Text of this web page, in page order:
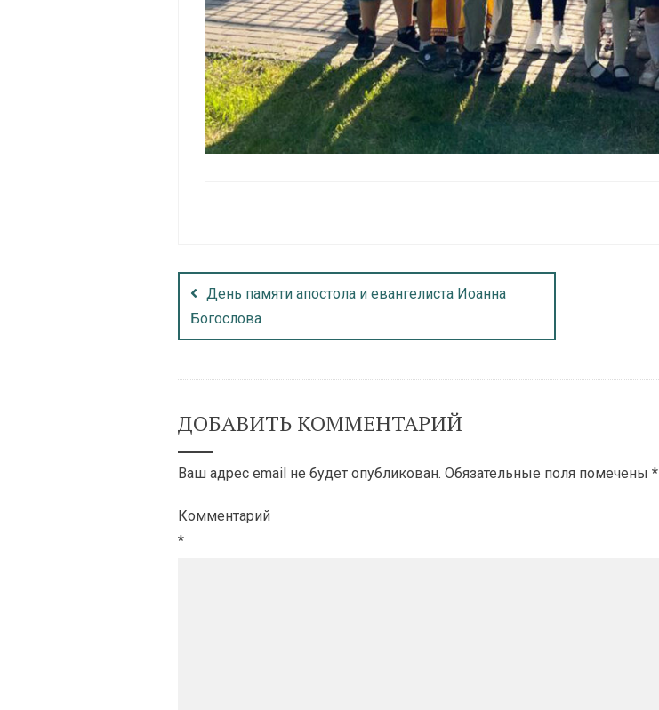
День памяти апостола и евангелиста Иоанна
Богослова
ДОБАВИТЬ КОММЕНТАРИЙ
Ваш адрес email не будет опубликован. Обязательные поля помечены *
Комментарий
*